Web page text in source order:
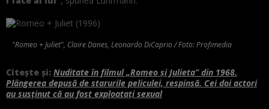
"Romeo + Juliet", Claire Danes, Leonardo DiCaprio / Foto: Profimedia
Citește și: Nuditate în filmul „Romeo și Julieta” din 1968.
Plângerea depusă de starurile peliculei, respinsă. Cei doi actori
au susținut că au fost exploatați sexual